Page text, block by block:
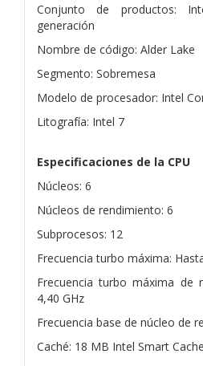
Conjunto de productos:
generación
Nombre de código: Alder Lake
Segmento: Sobremesa
Modelo de procesador: Intel
Litografía: Intel 7
Especificaciones de la CPU
Núcleos: 6
Núcleos de rendimiento: 6
Subprocesos: 12
Frecuencia turbo máxima:
Frecuencia turbo máxima de
4,40 GHz
Frecuencia base de núcleo de
Caché: 18 MB Intel Smart Cache